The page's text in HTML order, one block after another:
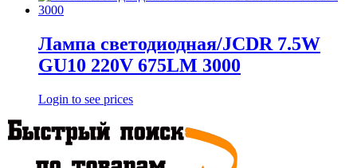
Лампа светодиодная/JCDR 7.5W
GU10 220V 675LM 3000
Login to see prices